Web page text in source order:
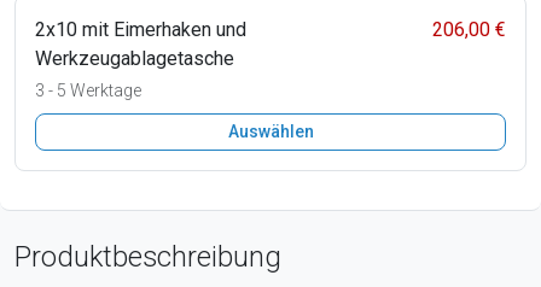
2x10 mit Eimerhaken und
Werkzeugablagetasche
206,00 €
3 - 5 Werktage
Auswählen
Produktbeschreibung